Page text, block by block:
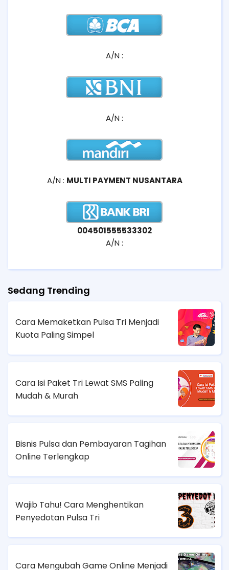
A/N :
A/N :
A/N : MULTI PAYMENT NUSANTARA
004501555533302
A/N :
Sedang Trending
Cara Memaketkan Pulsa Tri Menjadi
Kuota Paling Simpel
Cara Isi Paket Tri Lewat SMS Paling
Mudah & Murah
Bisnis Pulsa dan Pembayaran Tagihan
Online Terlengkap
Wajib Tahu! Cara Menghentikan
Penyedotan Pulsa Tri
Cara Mengubah Game Online Menjadi